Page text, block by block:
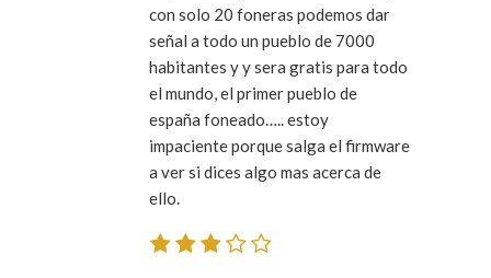
con solo 20 foneras podemos dar
señal a todo un pueblo de 7000
habitantes y y sera gratis para todo
el mundo, el primer pueblo de
españa foneado….. estoy
impaciente porque salga el firmware
a ver si dices algo mas acerca de
ello.